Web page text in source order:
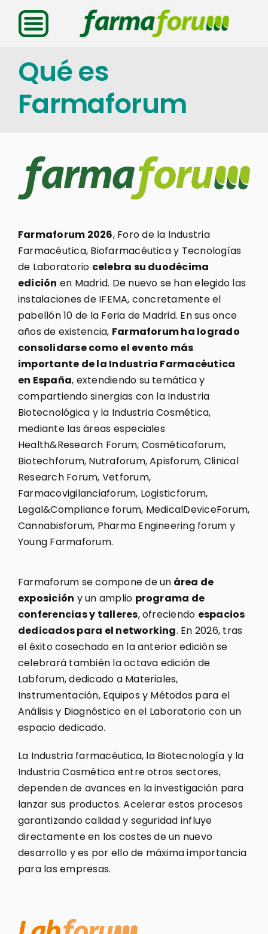
Saltar
contenido
Qué es
Farmaforum
Farmaforum 2026, Foro de la Industria
Farmacéutica, Biofarmacéutica y Tecnologías
de Laboratorio celebra su duodécima
edición en Madrid. De nuevo se han elegido las
instalaciones de IFEMA, concretamente el
pabellón 10 de la Feria de Madrid. En sus once
años de existencia, Farmaforum ha logrado
consolidarse como el evento más
importante de la Industria Farmacéutica
en España, extendiendo su temática y
compartiendo sinergias con la Industria
Biotecnológica y la Industria Cosmética,
mediante las áreas especiales
Health&Research Forum, Cosméticaforum,
Biotechforum, Nutraforum, Apisforum, Clinical
Research Forum, Vetforum,
Farmacovigilanciaforum, Logisticforum,
Legal&Compliance forum, MedicalDeviceForum,
Cannabisforum, Pharma Engineering forum y
Young Farmaforum.
Farmaforum se compone de un área de
exposición y un amplio programa de
conferencias y talleres, ofreciendo espacios
dedicados para el networking. En 2026, tras
el éxito cosechado en la anterior edición se
celebrará también la octava edición de
Labforum, dedicado a Materiales,
Instrumentación, Equipos y Métodos para el
Análisis y Diagnóstico en el Laboratorio con un
espacio dedicado.
La Industria farmacéutica, la Biotecnología y la
Industria Cosmética entre otros sectores,
dependen de avances en la investigación para
lanzar sus productos. Acelerar estos procesos
garantizando calidad y seguridad influye
directamente en los costes de un nuevo
desarrollo y es por ello de máxima importancia
para las empresas.